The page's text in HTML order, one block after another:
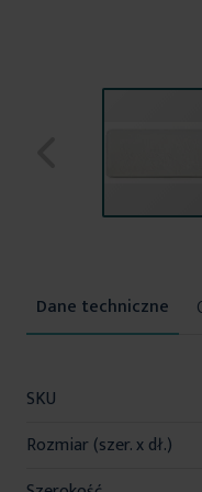
galerii
Więcej
SKU
Rozmiar (szer. x dł.)